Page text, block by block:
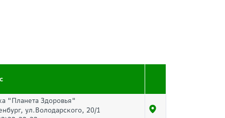
"Планета Здоровья"
ул.Володарского, 20/1